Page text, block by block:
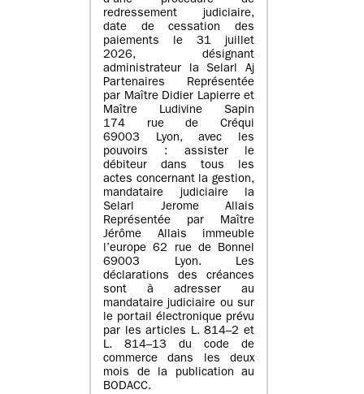
redressement judiciaire,
date de cessation des
paiements le 31 juillet
2026, désignant
administrateur la Selarl Aj
Partenaires Représentée
par Maître Didier Lapierre et
Maître Ludivine Sapin
174 rue de Créqui
69003 Lyon, avec les
pouvoirs : assister le
débiteur dans tous les
actes concernant la gestion,
mandataire judiciaire la
Selarl Jerome Allais
Représentée par Maître
Jérôme Allais immeuble
l’europe 62 rue de Bonnel
69003 Lyon. Les
déclarations des créances
sont à adresser au
mandataire judiciaire ou sur
le portail électronique prévu
par les articles L. 814–2 et
L. 814–13 du code de
commerce dans les deux
mois de la publication au
BODACC.